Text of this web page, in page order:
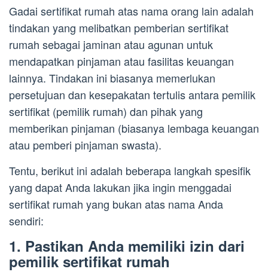
Gadai sertifikat rumah atas nama orang lain adalah
tindakan yang melibatkan pemberian sertifikat
rumah sebagai jaminan atau agunan untuk
mendapatkan pinjaman atau fasilitas keuangan
lainnya. Tindakan ini biasanya memerlukan
persetujuan dan kesepakatan tertulis antara pemilik
sertifikat (pemilik rumah) dan pihak yang
memberikan pinjaman (biasanya lembaga keuangan
atau pemberi pinjaman swasta).
Tentu, berikut ini adalah beberapa langkah spesifik
yang dapat Anda lakukan jika ingin menggadai
sertifikat rumah yang bukan atas nama Anda
sendiri:
1. Pastikan Anda memiliki izin dari
pemilik sertifikat rumah